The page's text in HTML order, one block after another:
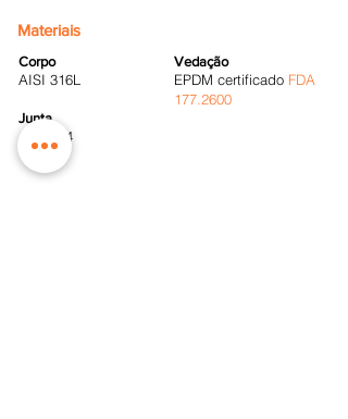
Materiais
Corpo
AISI 316L
Junta
AISI 304
Vedação
EPDM certificado FDA
177.2600